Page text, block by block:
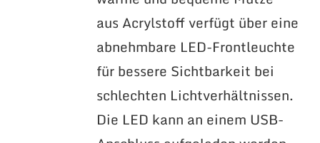
aus Acrylstoff verfügt über eine
abnehmbare LED-Frontleuchte
für bessere Sichtbarkeit bei
schlechten Lichtverhältnissen.
Die LED kann an einem USB-